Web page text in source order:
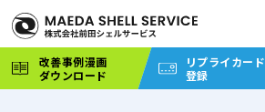
改善事例漫画
ダウンロード
リプライカード
登録